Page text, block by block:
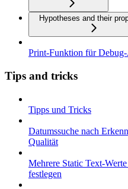
Hypotheses and their
Print-Funktion für Debug-
Tips and tricks
Tipps und Tricks
Datumssuche nach
Qualität
Mehrere Static Text-
festlegen